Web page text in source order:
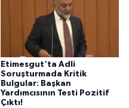
Etimesgut'ta Adli
Soruşturmada Kritik
Bulgular: Başkan
Yardımcısının Testi Pozitif
Çıktı!